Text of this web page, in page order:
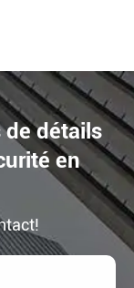
de détails
en